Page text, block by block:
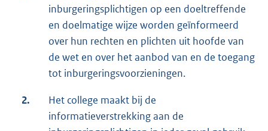
inburgeringsplichtigen op een doeltreffende
en doelmatige wijze worden geïnformeerd
over hun rechten en plichten uit hoofde van
de wet en over het aanbod van en de toegang
tot inburgeringsvoorzieningen.
2.
Het college maakt bij de
informatieverstrekking aan de